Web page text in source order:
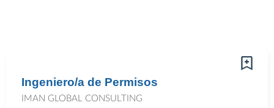
Ingeniero/a de Permisos
IMAN GLOBAL CONSULTING